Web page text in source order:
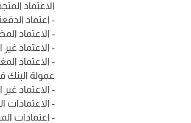
الاعتماد
- اعتماد
- الاعتماد
- الاعتماد
- الاعتماد
عمولة البنك
- الاعتماد
- الاعتمادات
- اعتمادات